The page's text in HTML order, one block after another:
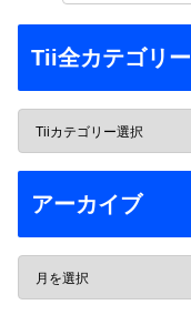
Tii全カテゴリー
アーカイブ